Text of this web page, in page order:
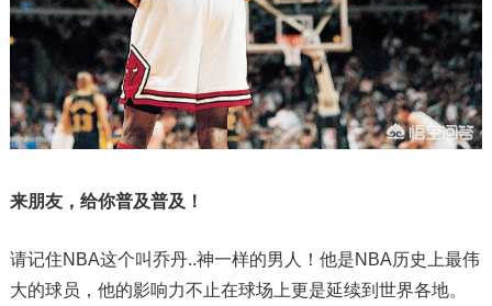
来朋友，给你普及普及！
请记住NBA这个叫乔丹..神一样的男人！他是NBA历史上最伟
大的球员，他的影响力不止在球场上更是延续到世界各地。